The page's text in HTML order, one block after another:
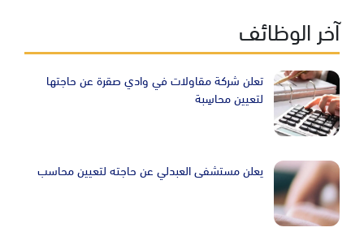
آخر الوظائف
تعلن شركة مقاولات في وادي صقرة عن حاجتها
لتعيين محاسِبة
يعلن مستشفى العبدلي عن حاجته لتعيين محاسب